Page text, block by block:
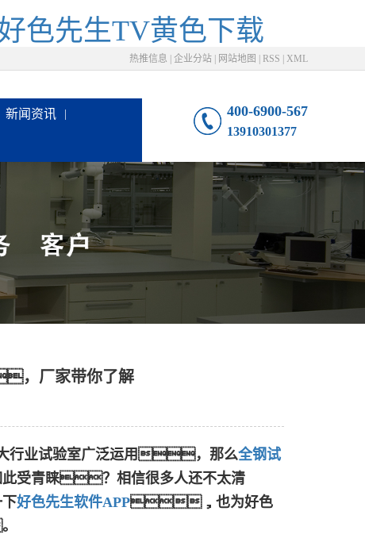
色先生TV黄色下载
热推信息 企业分站 网站地图 RSS XML
新闻资讯 400-6900-567
13910301377
，厂家带你了解
行业试验室广泛运用，那么全钢试
受青睐？相信很多人还不太清
好色先生软件APP，也为好色